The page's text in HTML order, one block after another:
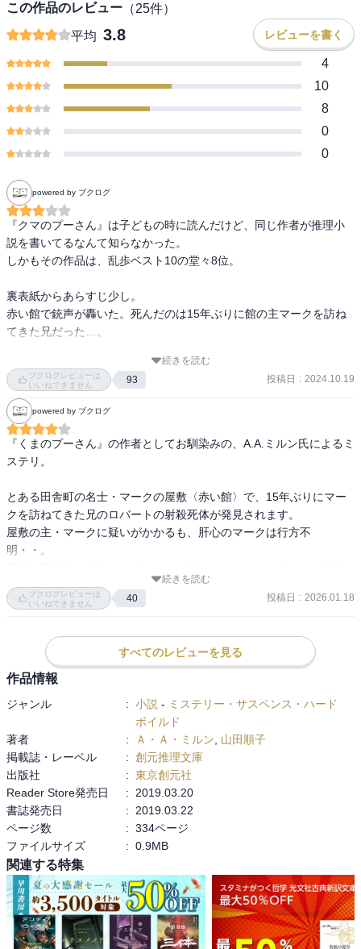
この作品のレビュー （25件）
平均 3.8 レビューを書く
4
10
8
0
0
powered by ブクログ
『クマのプーさん』は子どもの時に読んだけど、同じ作者が推理小
説を書いてるなんて知らなかった。
しかもその作品は、乱歩ベスト10の堂々8位。
裏表紙からあらすじ少し。
赤い館で銃声が轟いた。死んだのは15年ぶりに館の主マークを訪ね
てきた兄だった…。
推理小説なのにずっと優しい。
クマのプーさんがいつ登場しても違和感ないんじゃないか？ってく
らい全部ほんわかしてる。
A・A・ミルンさんという人は、上品で優しい紳士なんだろうなと読
んでてずっと感じた。
ではない。
素人探偵のギリンガムは、性格が良くて優しくて、ワトソン役を褒
めて伸ばすタイプ。
ワトソン役のベヴァリーは、よく気が付くし、役に立つし、こちら
とにかく2人の仲が良くて楽しそう♪
これ以上優しさ溢れるほんわかした推理小説は他にはないじゃない
かと思う。
私は絵本や児童文学はほんわか系が好きだけど、推理小説はクセ強
めが好きというワガママな好み(^_^;)
推理小説ではもう少しブラックなミルンさんを期待してしまった。
続きを読む
ブクログレビューは
いいねできません
93 投稿日 : 2024.10.19
powered by ブクログ
『くまのプーさん』の作者としてお馴染みの、A.A.ミルン氏によるミ
ステリ。
とある田舎町の名士・マークの屋敷〈赤い館〉で、15年ぶりにマー
クを訪ねてきた兄のロバートの射殺死体が発見されます。
屋敷の主・マークに疑いがかかるも、肝心のマークは行方不
明・・。
発見者となったギリンガムは、ベヴァリーと共に独自捜査に乗り出
しますが・・。
シンプルですが良質なミステリで良き！
特に凝った趣向があるわけでもないのですが、展開としてちゃんと
引き込まれるものがありますし、何といっても探偵役のギリンガム
～。
ベヴァリーが事件の捜査をウキウキと楽しんでたり（遊びとちゃう
ぞ、ベヴァリー！）、ギリンガムの役に立ちたいと頑張っちゃうと
ころとか、そんな仔犬のようなベヴァリーの無邪気さがなんとも可
愛いのですよね。
で、ギリンガムもそんなベヴァリーの頑張りを｢君は最高のワトスン
だよ｣と、ちゃんと称賛していて、まるで兄弟のような二人の関係性
にほっこり♪
因みに、どうやらこのギリンガムがあの名探偵・金田一耕助のモデ
ルだとか・・？
解説の加納朋子さん曰く｢どこらへんが？｣との事ですが(^-^;
う～ん、そうですね～・・人当たりがよくて、頭が切れるのに偉ぶ
続きを読む
ブクログレビューは
いいねできません
40 投稿日 : 2026.01.18
すべてのレビューを見る
作品情報
ジャンル : 小説 - ミステリー・サスペンス・ハード
ボイルド
著者
: Ａ・Ａ・ミルン
山田順子
掲載誌・レーベル
: 創元推理文庫
出版社
: 東京創元社
Reader Store発売日
:
2019.03.20
書誌発売日
:
2019.03.22
ページ数
: 334ページ
ファイルサイズ
: 0.9MB
関連する特集